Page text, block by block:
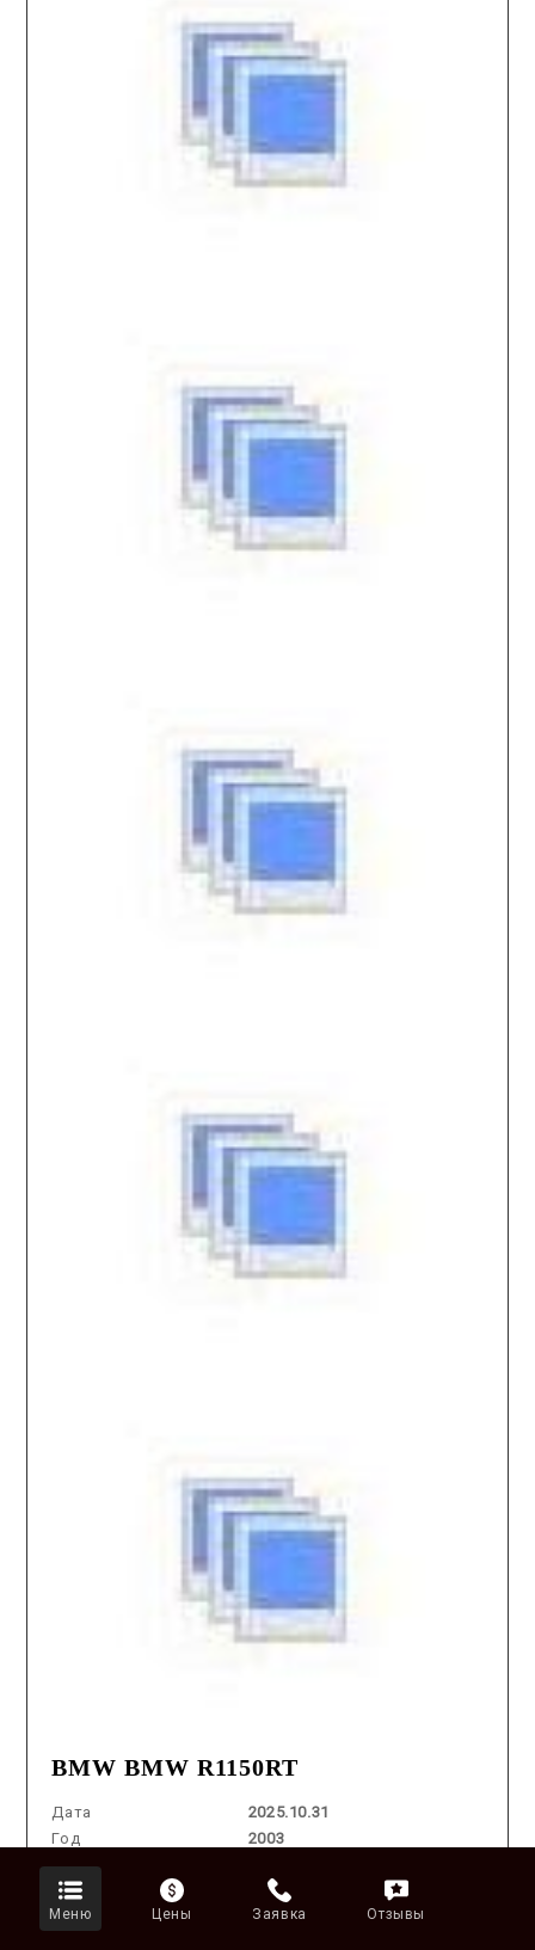
BMW BMW R1150RT
Дата
2025.10.31
Год
2003
Пробег
Оценка
Лот
№ 5040
Меню Цены Заявка Отзывы